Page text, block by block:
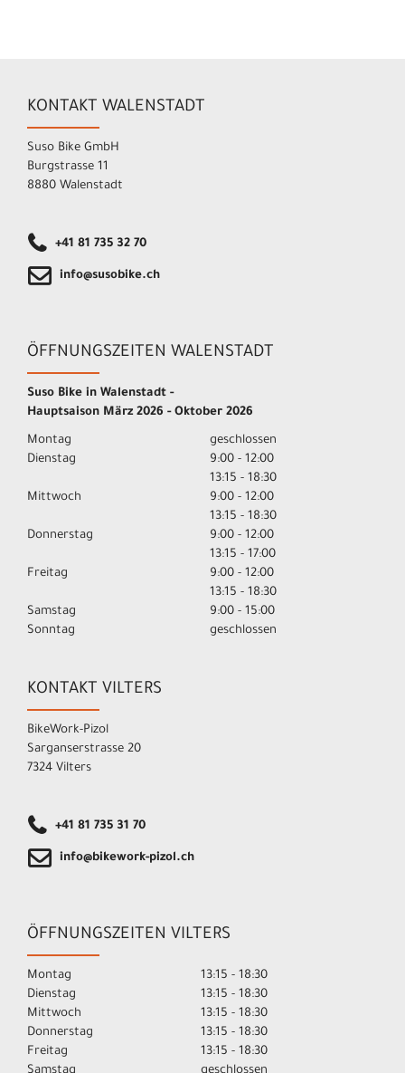
KONTAKT WALENSTADT
Suso Bike GmbH
Burgstrasse 11
8880 Walenstadt
+41 81 735 32 70
info@susobike.ch
ÖFFNUNGSZEITEN WALENSTADT
Suso Bike in Walenstadt -
Hauptsaison März 2026 - Oktober 2026
Montag
geschlossen
Dienstag
9:00 - 12:00
13:15 - 18:30
Mittwoch
9:00 - 12:00
13:15 - 18:30
Donnerstag
9:00 - 12:00
13:15 - 17:00
Freitag
9:00 - 12:00
13:15 - 18:30
Samstag
9:00 - 15:00
Sonntag
geschlossen
KONTAKT VILTERS
BikeWork-Pizol
Sarganserstrasse 20
7324 Vilters
+41 81 735 31 70
info@bikework-pizol.ch
ÖFFNUNGSZEITEN VILTERS
Montag
13:15 - 18:30
Dienstag
13:15 - 18:30
Mittwoch
13:15 - 18:30
Donnerstag
13:15 - 18:30
Freitag
13:15 - 18:30